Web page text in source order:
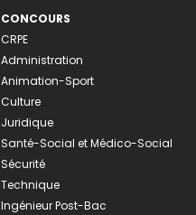
CONCOURS
CRPE
Administration
Animation-Sport
Culture
Juridique
Santé-Social et Médico-Social
Sécurité
Technique
Ingénieur Post-Bac